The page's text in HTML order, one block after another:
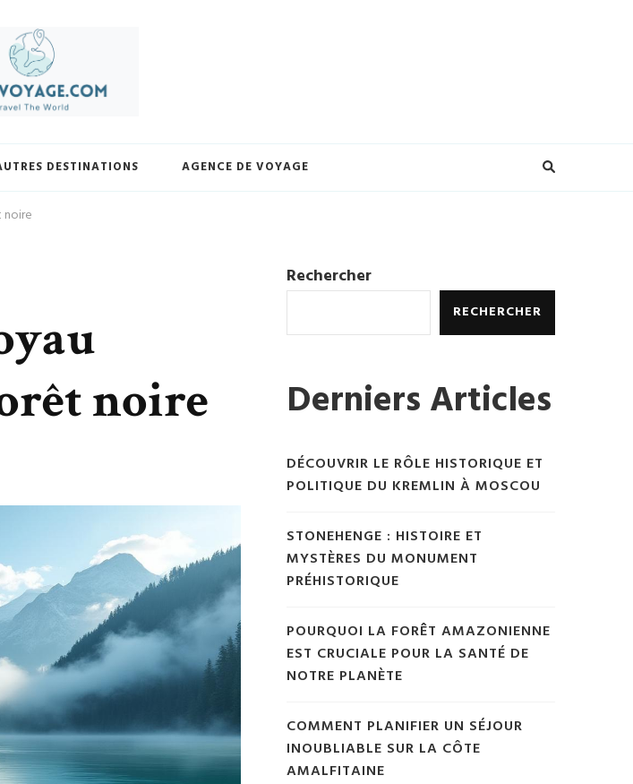
DESTINATIONS AGENCE DE VOYAGE
noire
noire
Rechercher
RECHERCHER
Derniers Articles
DÉCOUVRIR LE RÔLE HISTORIQUE ET
POLITIQUE DU KREMLIN À MOSCOU
STONEHENGE : HISTOIRE ET
MYSTÈRES DU MONUMENT
PRÉHISTORIQUE
POURQUOI LA FORÊT AMAZONIENNE
EST CRUCIALE POUR LA SANTÉ DE
NOTRE PLANÈTE
COMMENT PLANIFIER UN SÉJOUR
INOUBLIABLE SUR LA CÔTE
AMALFITAINE